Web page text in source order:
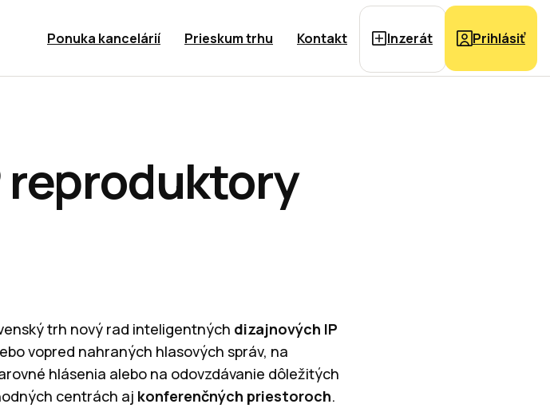
Ponuka kancelárií Prieskum trhu Kontakt Inzerát Prihlásiť
reproduktory
trh nový rad inteligentných dizajnových IP
vopred nahraných hlasových správ, na
hlásenia alebo na odovzdávanie dôležitých
centrách aj konferenčných priestoroch.